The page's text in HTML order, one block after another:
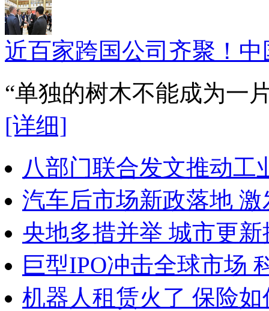
近百家跨国公司齐聚！
“单独的树木不能成为一
[详细]
八部门联合发文推动工
汽车后市场新政落地
央地多措并举 城市更新
巨型IPO冲击全球市场
机器人租赁火了 保险